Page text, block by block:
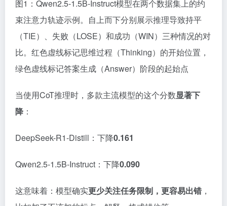
图1：Qwen2.5-1.5B-Instruct模型在两个数据集上的约
束注意力轨迹示例。自上而下分别展示推理导致持平
（TIE）、失败（LOSE）和成功（WIN）三种情况的对
比。红色虚线标记思维过程（Thinking）的开始位置，
绿色虚线标记答案生成（Answer）阶段的起始点
当使用CoT推理时，多款主流模型的这个分数显著下
降 ：
DeepSeek-R1-Distill：下降0.161
Qwen2.5-1.5B-Instruct：下降0.090
这意味着：模型确实更少关注任务限制，更容易出错 ，